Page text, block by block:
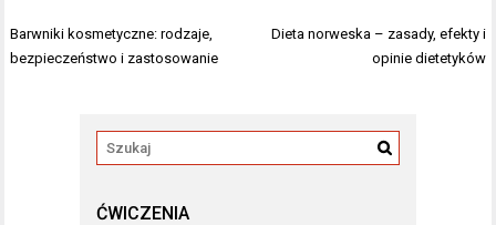
Nawigacja
wpisu
Barwniki kosmetyczne: rodzaje,
bezpieczeństwo i zastosowanie
Dieta norweska – zasady, efekty i
opinie dietetyków
ĆWICZENIA